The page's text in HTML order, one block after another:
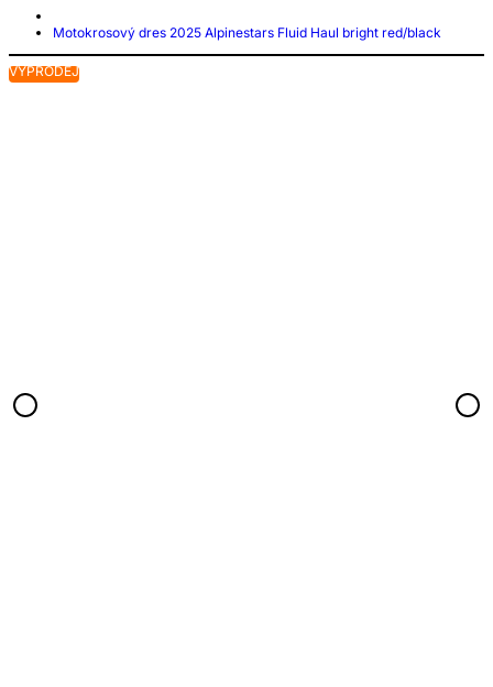
Motokrosový dres 2025 Alpinestars Fluid Haul bright red/black
VÝPRODEJ